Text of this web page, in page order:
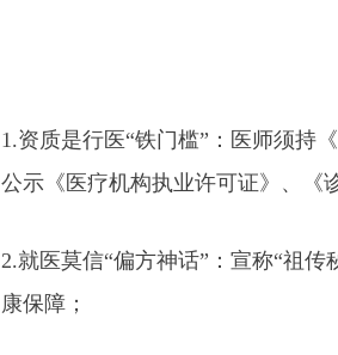
1.资质是行医“铁门槛”：医师须持
公示《医疗机构执业许可证》、《
2.就医莫信“偏方神话”：宣称“祖
康保障；